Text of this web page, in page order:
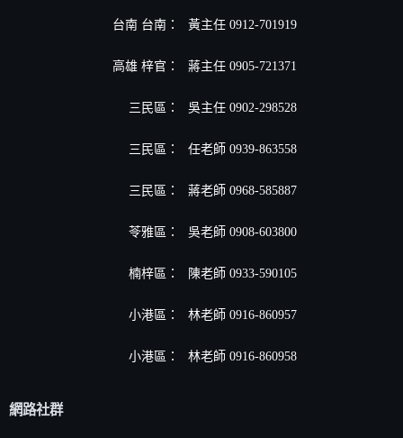
台南 台南： 黃主任 0912-701919
高雄 梓官： 蔣主任 0905-721371
三民區： 吳主任 0902-298528
三民區： 任老師 0939-863558
三民區： 蔣老師 0968-585887
苓雅區： 吳老師 0908-603800
楠梓區： 陳老師 0933-590105
小港區 ： 林老師 0916-860957
小港區 ： 林老師 0916-860958
網路社群